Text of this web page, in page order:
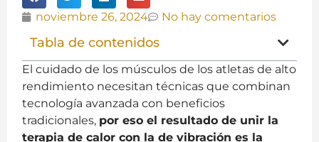
noviembre 26, 2024 No hay comentarios
Tabla de contenidos
El cuidado de los músculos de los atletas de alto
rendimiento necesitan técnicas que combinan
tecnología avanzada con beneficios
tradicionales, por eso el resultado de unir la
terapia de calor con la de vibración es la